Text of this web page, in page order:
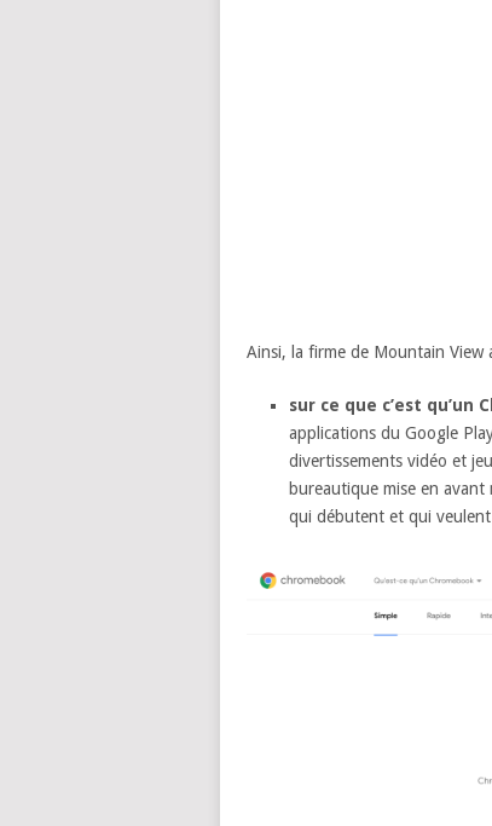
Ainsi, la firme de Mountain View
sur ce que c’est qu’un
applications du Google
divertissements vidéo et
bureautique mise en avant
qui débutent et qui veulent